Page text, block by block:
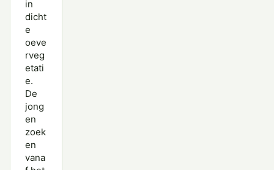
in
dicht
e
oeve
rveg
etati
e.
De
jong
en
zoek
en
vana